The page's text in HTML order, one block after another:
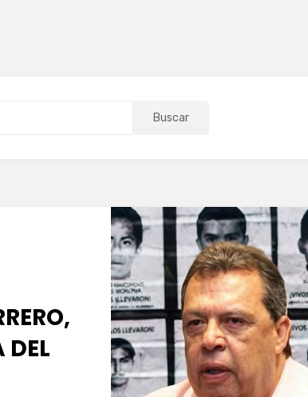
Buscar
DEL